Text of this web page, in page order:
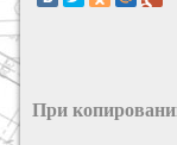
При